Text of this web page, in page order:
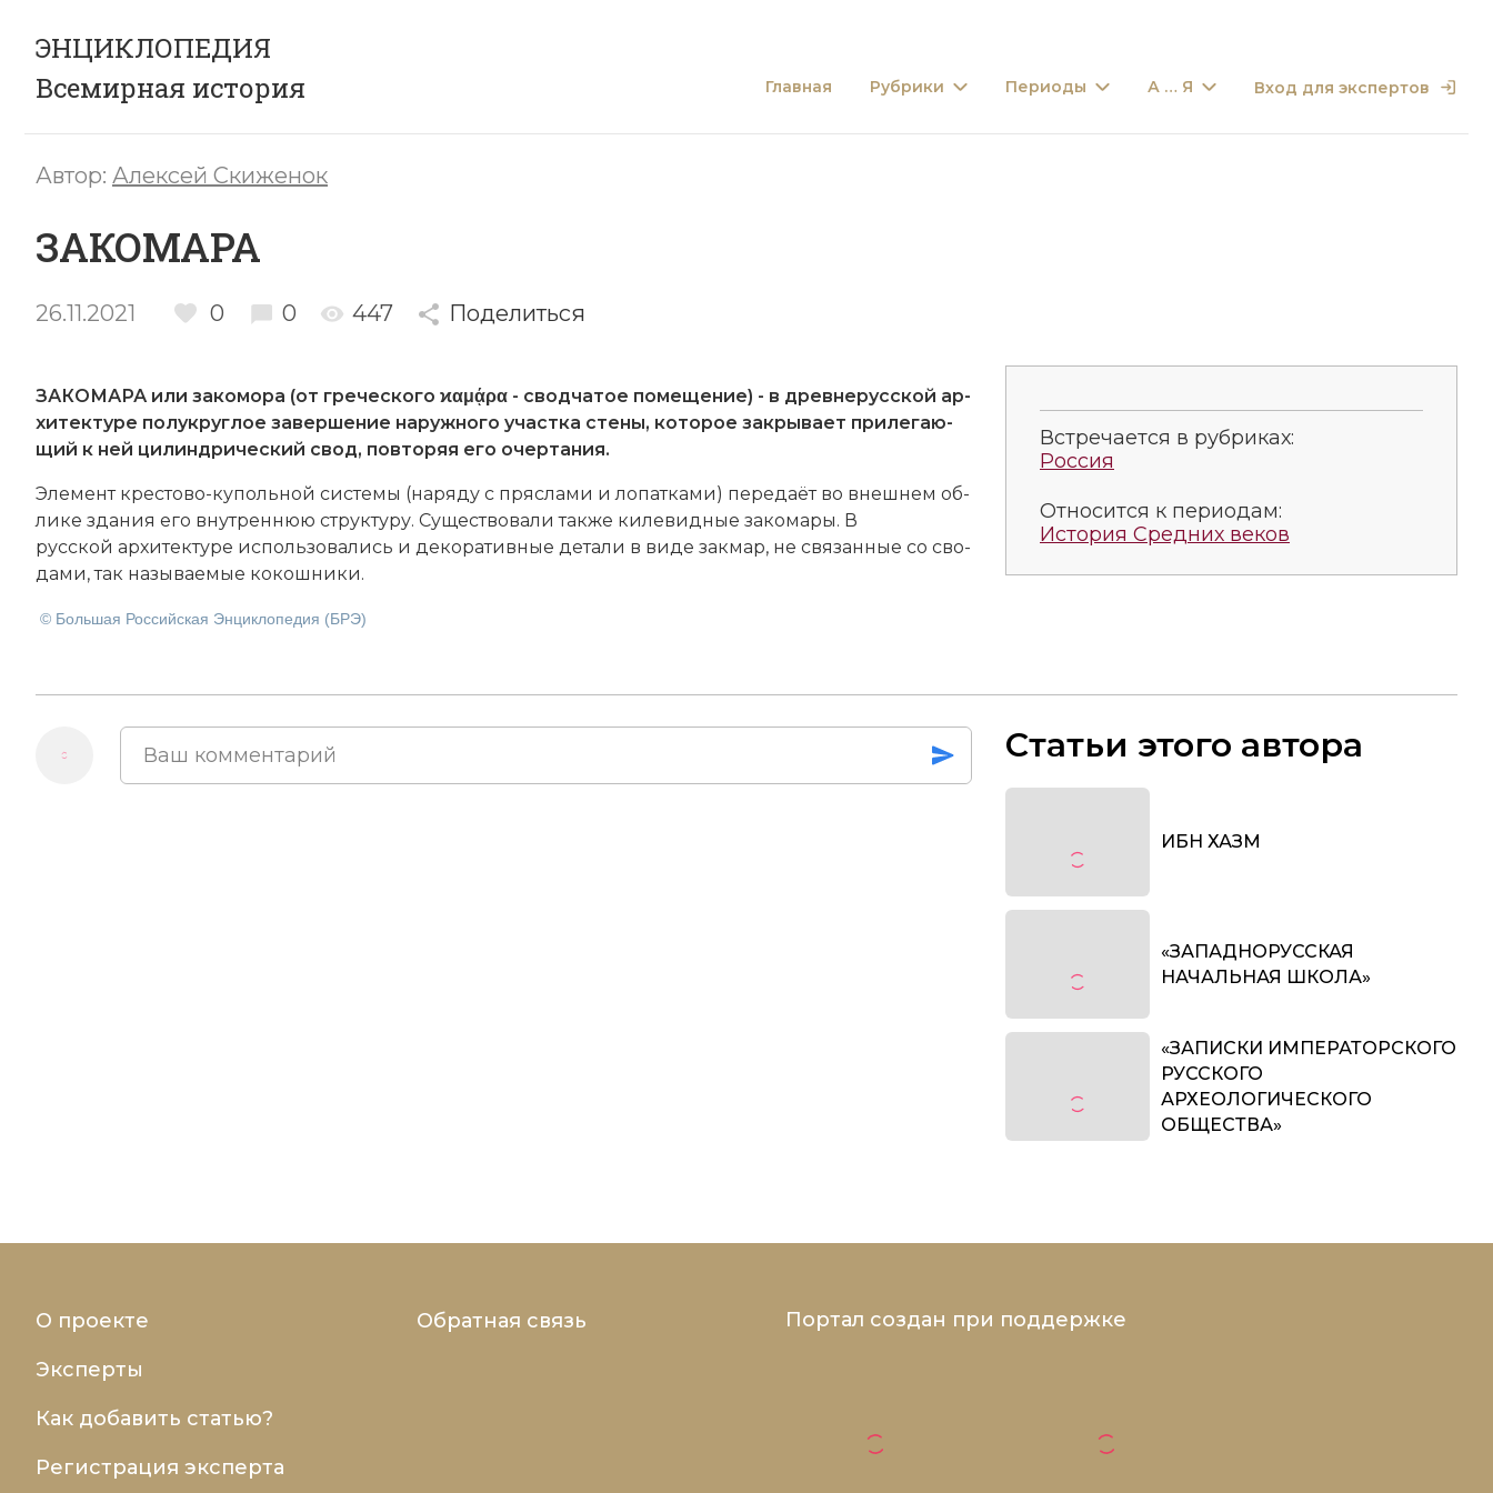
ЭНЦИКЛОПЕДИЯ
Всемирная история
Главная Рубрики Периоды А … Я Вход для экспертов
Автор: Алексей Скиженок
ЗАКОМАРА
26.11.2021 0 0 447 Поделиться
ЗАКОМАРА или за­ко­мо­ра (от греческого ϰαμᾴρα - свод­ча­тое по­ме­ще­ние) - в древнерусской ар­
хи­тек­ту­ре по­лу­круг­лое за­вер­ше­ние на­руж­но­го уча­ст­ка сте­ны, ко­то­рое за­кры­ва­ет при­ле­гаю­
щий к ней ци­лин­д­рический свод, по­вто­ряя его очер­та­ния.
Элемент крес­тово-купольной системы (на­ря­ду с пряс­ла­ми и ло­пат­ка­ми) пе­ре­даёт во внеш­нем об­
ли­ке зда­ния его внутреннюю струк­ту­ру. Су­ще­ст­во­ва­ли так­же ки­ле­вид­ные за­ко­ма­ры. В
русской ар­хи­тек­ту­ре ис­поль­зо­ва­лись и де­ко­ра­тив­ные де­та­ли в ви­де за­к­мар, не свя­зан­ные со сво­
да­ми, так называемые ко­кош­ни­ки.
© Большая Российская Энциклопедия (БРЭ)
Встречается в рубриках:
Россия
Относится к периодам:
История Средних веков
Статьи этого автора
ИБН ХАЗМ
«ЗАПАДНОРУССКАЯ
НАЧАЛЬНАЯ ШКОЛА»
«ЗАПИСКИ ИМПЕРАТОРСКОГО
РУССКОГО
АРХЕОЛОГИЧЕСКОГО
ОБЩЕСТВА»
О проекте
Эксперты
Как добавить статью?
Регистрация эксперта
Обратная связь Портал создан при поддержке